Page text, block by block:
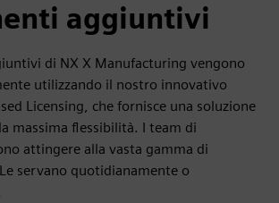
aggiuntivi
di NX X Manufacturing vengono
utilizzando il nostro innovativo
Licensing, che fornisce una soluzione
massima flessibilità. I team di
attingere alla vasta gamma di
servano quotidianamente o